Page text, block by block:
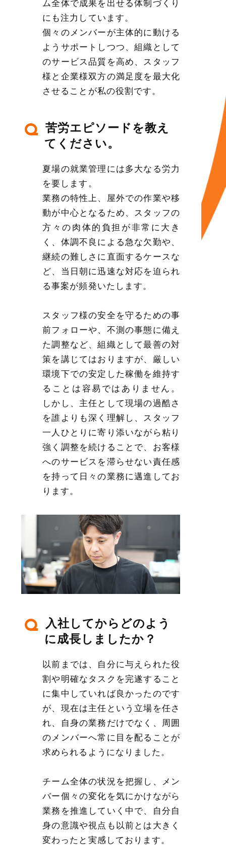
ム全体で成果を出せる体制づくり
にも注力しています。
個々のメンバーが主体的に動ける
ようサポートしつつ、組織として
のサービス品質を高め、スタッフ
様と企業様双方の満足度を最大化
させることが私の役割です。
Q 苦労エピソードを教え
てください。
夏場の就業管理には多大なる労力
を要します。
業務の特性上、屋外での作業や移
動が中心となるため、スタッフの
方々の肉体的負担が非常に大き
く、体調不良による急な欠勤や、
継続の難しさに直面するケースな
ど、当日朝に迅速な対応を迫られ
る事案が頻発いたします。
スタッフ様の安全を守るための事
前フォローや、不測の事態に備え
た調整など、組織として最善の対
策を講じてはおりますが、厳しい
環境下での安定した稼働を維持す
ることは容易ではありません。
しかし、主任として現場の過酷さ
を誰よりも深く理解し、スタッフ
一人ひとりに寄り添いながら粘り
強く調整を続けることで、お客様
へのサービスを滞らせない責任感
を持って日々の業務に邁進してお
ります。
Q
入社してからどのよう
に成長しましたか？
以前までは、自分に与えられた役
割や明確なタスクを完遂すること
に集中していれば良かったのです
が、現在は主任という立場を任さ
れ、自身の業務だけでなく、周囲
のメンバーへ常に目を配ることが
求められるようになりました。
チーム全体の状況を把握し、メン
バー個々の変化を気にかけながら
業務を推進していく中で、自分自
身の意識や視点も以前とは大きく
変わったと実感しております。